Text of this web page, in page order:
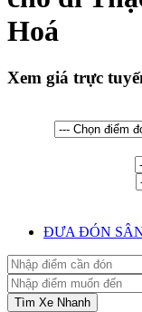
Hoá
Xem giá trực
ĐƯA ĐÓN
Tìm Xe Nhanh